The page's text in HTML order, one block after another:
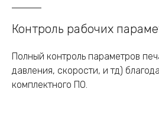
Контроль рабочих
Полный контроль параметров
давления, скорости, и тд)
комплектного ПО.